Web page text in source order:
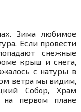
Зима любимое
Если провести
снежные
крыш и снега,
с натуры в
ветра мы видим,
Собор, Храм
первом плане